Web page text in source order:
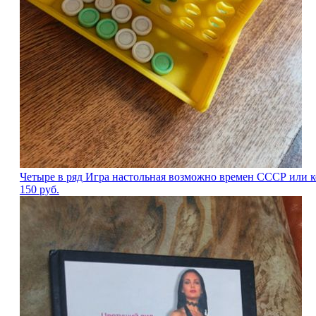
Четыре в ряд Игра настольная возможно времен СССР или
150 руб.